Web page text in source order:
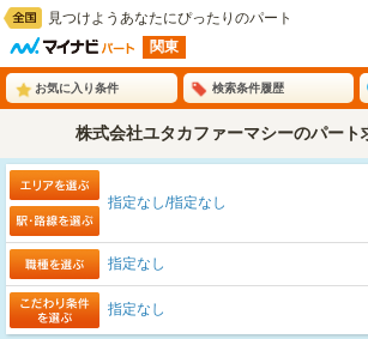
見つけようあなたにぴったりのパート
関東
お気に入り条件 検索条件履歴
株式会社ユタカファーマシーのパート
指定なし/指定なし
指定なし
指定なし